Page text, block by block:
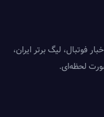
فوتبال، لیگ برتر ایران،
لحظه‌ای.